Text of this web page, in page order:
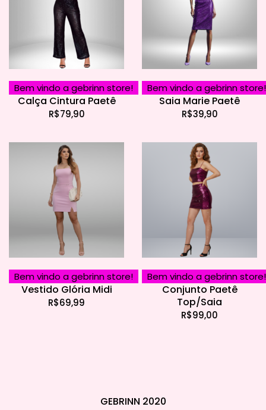
Bem vindo a gebrinn store!
Calça Cintura Paetê
R$79,90
Bem vindo a gebrinn store!
Saia Marie Paetê
R$39,90
Bem vindo a gebrinn store!
Vestido Glória Midi
R$69,99
Bem vindo a gebrinn store!
Conjunto Paetê
Top/Saia
R$99,00
GEBRINN 2020